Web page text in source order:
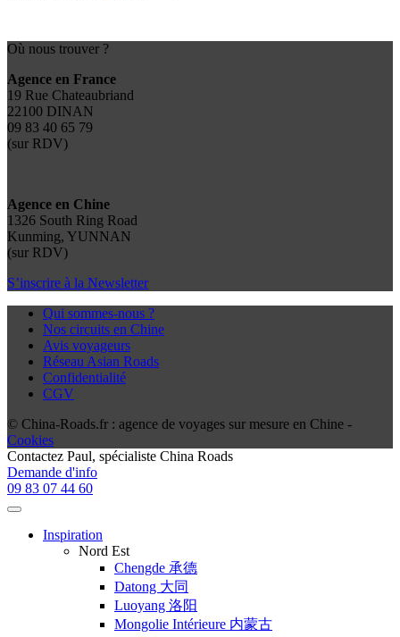
Où nous trouver ?
Agence en France
19 Rue Chateaubriand
22100 DINAN
09 83 40 65 79
(sur RDV)
Agence en Chine
1326 South Ring Road
Kunming, YUNNAN
(sur RDV)
S’inscrire à la Newsletter
Qui sommes-nous ?
Nos circuits en Chine
Avis voyageurs
Réseau Asian Roads
Confidentialité
CGV
© China-Roads.fr : agence de voyages sur mesure en Chine -
Cookies
Contactez Paul, spécialiste China Roads
Demande d'info
09 83 07 44 60
Inspiration
Nord Est
Chengde 承德
Datong 大同
Luoyang 洛阳
Mongolie Intérieure 内蒙古